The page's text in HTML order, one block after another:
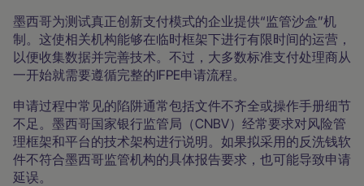
墨西哥为测试真正创新支付模式的企业提供“监管沙盒”机
制。这使相关机构能够在临时框架下进行有限时间的运营，
以便收集数据并完善技术。不过，大多数标准支付处理商从
一开始就需要遵循完整的IFPE申请流程。
申请过程中常见的陷阱通常包括文件不齐全或操作手册细节
不足。墨西哥国家银行监管局（CNBV）经常要求对风险管
理框架和平台的技术架构进行说明。如果拟采用的反洗钱软
件不符合墨西哥监管机构的具体报告要求，也可能导致申请
延误。